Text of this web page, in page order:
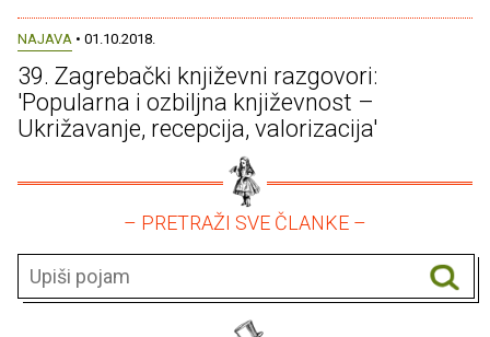
NAJAVA • 01.10.2018.
39. Zagrebački književni razgovori:
'Popularna i ozbiljna književnost –
Ukrižavanje, recepcija, valorizacija'
– PRETRAŽI SVE ČLANKE –